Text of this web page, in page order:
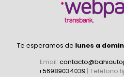
Te esperamos de lunes a
Email:
+56989034039 | Teléfono